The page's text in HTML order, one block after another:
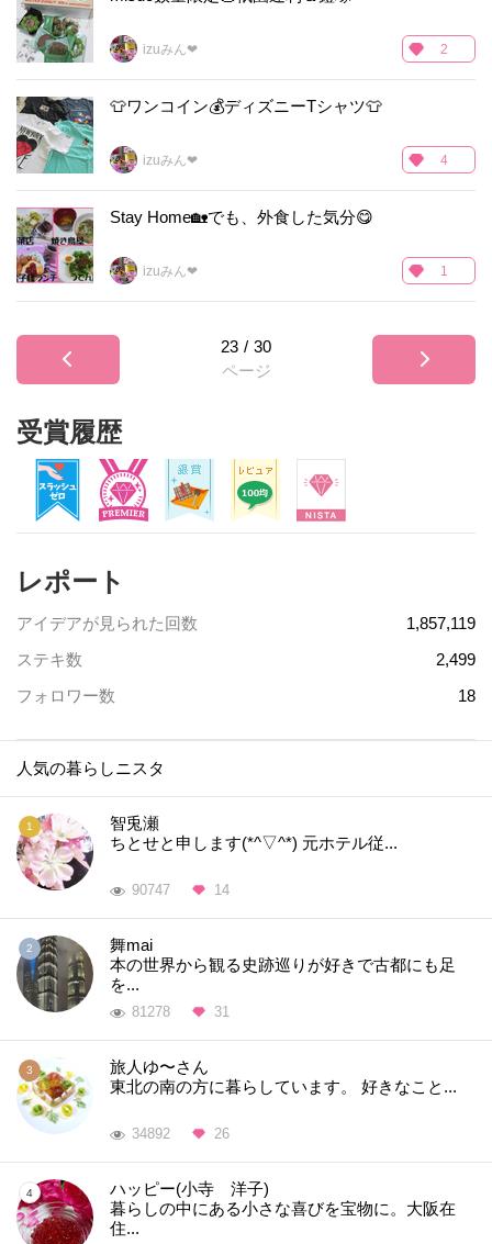
izuみん❤ 2
👕ワンコイン💰ディズニーTシャツ👕
izuみん❤ 4
Stay Home🏡でも、外食した気分😋
izuみん❤ 1
23 / 30
ページ
受賞履歴
レポート
アイデアが見られた回数
1,857,119
ステキ数
2,499
フォロワー数
18
人気の暮らしニスタ
智兎瀬
ちとせと申します(*^▽^*) 元ホテル従...
90747 14
舞mai
本の世界から観る史跡巡りが好きで古都にも足
を...
81278 31
旅人ゆ〜さん
東北の南の方に暮らしています。 好きなこと...
34892 26
ハッピー(小寺 洋子)
暮らしの中にある小さな喜びを宝物に。大阪在
住...